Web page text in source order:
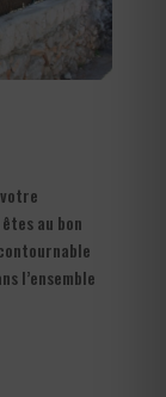
au bon
l’ensemble